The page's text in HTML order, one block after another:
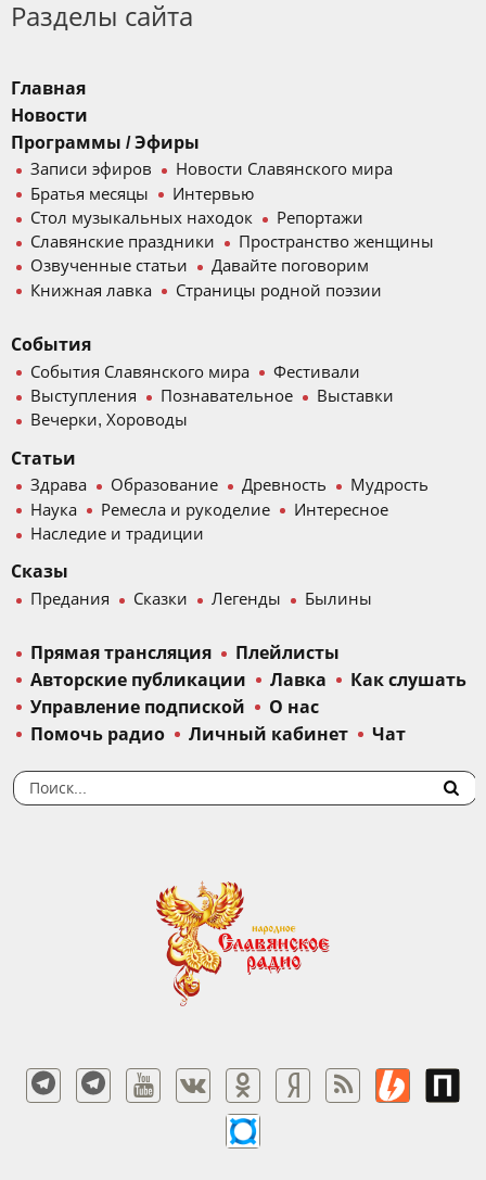
Разделы сайта
Главная
Новости
Программы / Эфиры
Записи эфиров
Новости Славянского мира
Братья месяцы
Интервью
Стол музыкальных находок
Репортажи
Славянские праздники
Пространство женщины
Озвученные статьи
Давайте поговорим
Книжная лавка
Страницы родной поэзии
События
События Славянского мира
Фестивали
Выступления
Познавательное
Выставки
Вечерки, Хороводы
Статьи
Здрава Образование Древность
Мудрость
Наука
Ремесла и рукоделие
Интересное
Наследие и традиции
Сказы
Предания Сказки Легенды Былины
Прямая трансляция
Плейлисты
Авторские публикации
Лавка
Как слушать
Управление подпиской
О нас
Помочь радио
Личный кабинет Чат